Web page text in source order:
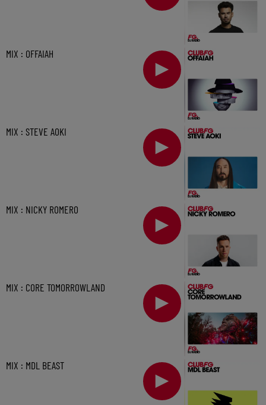
MIX : OFFAIAH
MIX : STEVE AOKI
MIX : NICKY ROMERO
MIX : CORE TOMORROWLAND
MIX : MDL BEAST